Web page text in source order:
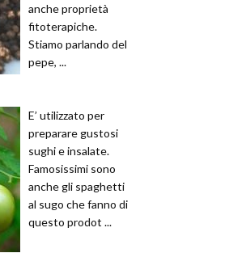
anche proprietà
fitoterapiche.
Stiamo parlando del
pepe, ...
E’ utilizzato per
preparare gustosi
sughi e insalate.
Famosissimi sono
anche gli spaghetti
al sugo che fanno di
questo prodot ...